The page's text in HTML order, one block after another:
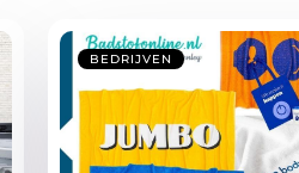
BEDRIJVEN